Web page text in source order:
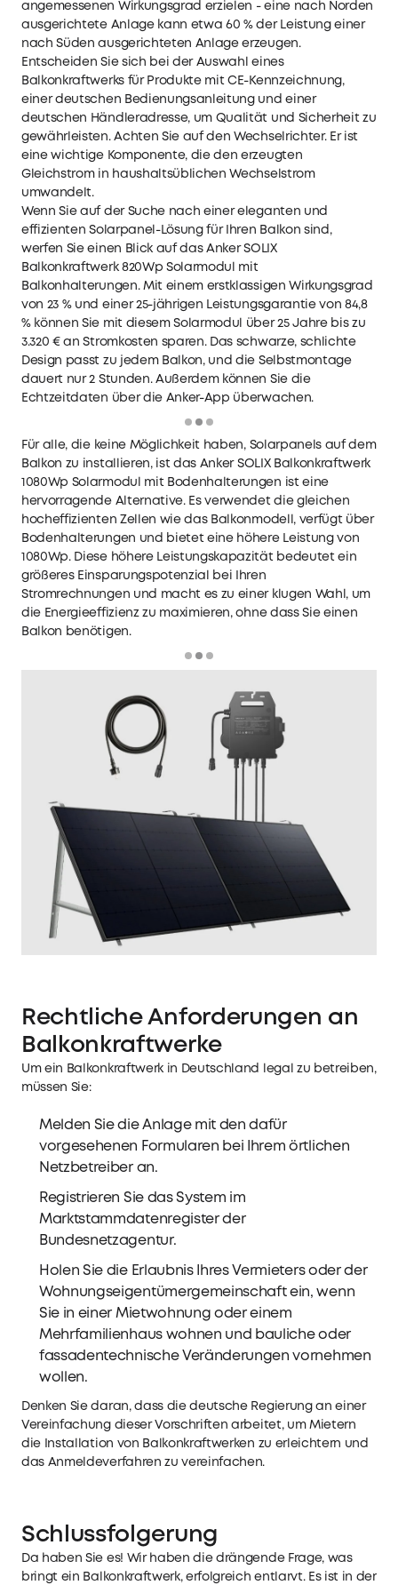
angemessenen Wirkungsgrad erzielen - eine nach Norden
ausgerichtete Anlage kann etwa 60 % der Leistung einer
nach Süden ausgerichteten Anlage erzeugen.
Entscheiden Sie sich bei der Auswahl eines
Balkonkraftwerks für Produkte mit CE-Kennzeichnung,
einer deutschen Bedienungsanleitung und einer
deutschen Händleradresse, um Qualität und Sicherheit zu
gewährleisten. Achten Sie auf den Wechselrichter. Er ist
eine wichtige Komponente, die den erzeugten
Gleichstrom in haushaltsüblichen Wechselstrom
umwandelt.
Wenn Sie auf der Suche nach einer eleganten und
effizienten Solarpanel-Lösung für Ihren Balkon sind,
werfen Sie einen Blick auf dasAnker SOLIX
Balkonkraftwerk 820Wp Solarmodul mit
Balkonhalterungen. Mit einem erstklassigen Wirkungsgrad
von 23 % und einer 25-jährigen Leistungsgarantie von 84,8
% können Sie mit diesem Solarmodul über 25 Jahre bis zu
3.320 € an Stromkosten sparen. Das schwarze, schlichte
Design passt zu jedem Balkon, und die Selbstmontage
dauert nur 2 Stunden. Außerdem können Sie die
Echtzeitdaten über die Anker-App überwachen.
Für alle, die keine Möglichkeit haben, Solarpanels auf dem
Balkon zu installieren, ist das Anker SOLIX Balkonkraftwerk
1080Wp Solarmodul mit Bodenhalterungen ist eine
hervorragende Alternative. Es verwendet die gleichen
hocheffizienten Zellen wie das Balkonmodell, verfügt über
Bodenhalterungen und bietet eine höhere Leistung von
1080Wp. Diese höhere Leistungskapazität bedeutet ein
größeres Einsparungspotenzial bei Ihren
Stromrechnungen und macht es zu einer klugen Wahl, um
die Energieeffizienz zu maximieren, ohne dass Sie einen
Balkon benötigen.
Rechtliche Anforderungen an
Balkonkraftwerke
Um ein Balkonkraftwerk in Deutschland legal zu betreiben,
müssen Sie:
Melden Sie die Anlage mit den dafür
vorgesehenen Formularen bei Ihrem örtlichen
Netzbetreiber an.
Registrieren Sie das System im
Marktstammdatenregister der
Bundesnetzagentur.
Holen Sie die Erlaubnis Ihres Vermieters oder der
Wohnungseigentümergemeinschaft ein, wenn
Sie in einer Mietwohnung oder einem
Mehrfamilienhaus wohnen und bauliche oder
fassadentechnische Veränderungen vornehmen
wollen.
Denken Sie daran, dass die deutsche Regierung an einer
Vereinfachung dieser Vorschriften arbeitet, um Mietern
die Installation von Balkonkraftwerken zu erleichtern und
das Anmeldeverfahren zu vereinfachen.
Schlussfolgerung
Da haben Sie es! Wir haben die drängende Frage, was
bringt ein Balkonkraftwerk, erfolgreich entlarvt. Es ist in der